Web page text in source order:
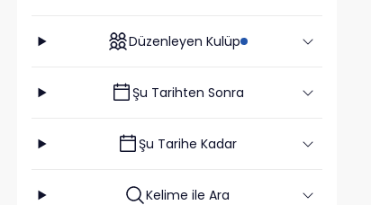
Düzenleyen Kulüp
Şu Tarihten Sonra
Şu Tarihe Kadar
Kelime ile Ara